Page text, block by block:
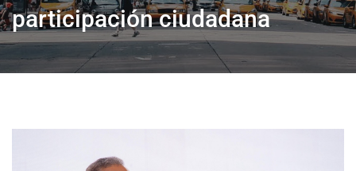
participación ciudadana